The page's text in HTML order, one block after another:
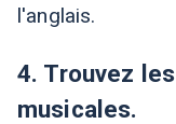
l'anglais.
4. Trouvez
musicales.